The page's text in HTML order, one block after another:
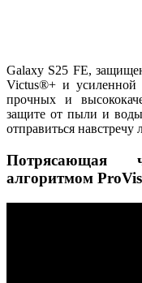
Galaxy S25 FE,
Victus®+ и усиленной
прочных и
защите от пыли и
отправиться
Потрясающая
алгоритмом